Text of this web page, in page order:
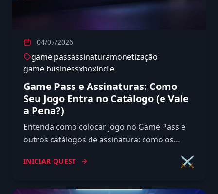
04/07/2026
game passassinaturamonetização
game businessxboxindie
Game Pass e Assinaturas: Como
Seu Jogo Entra no Catálogo (e Vale
a Pena?)
Entenda como colocar jogo no Game Pass e
outros catálogos de assinatura: como os
se vale a pena para o indie.
INICIAR QUEST ⚔️